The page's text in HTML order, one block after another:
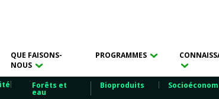
QUE FAISONS-
NOUS
PROGRAMMES
Forêts et
eau
Bioproduits